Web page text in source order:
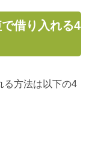
借り入れる4
る方法は以下の4